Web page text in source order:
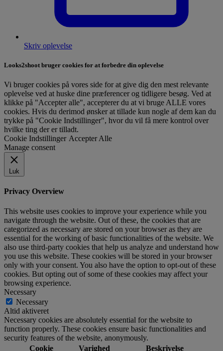
Skriv oplevelse
Looks2shoot bruger cookies for at forbedre din oplevelse
Vi bruger cookies på vores side for at give dig den mest relevante
oplevelse ved at huske dine præferencer og tidligere besøg. Ved at
klikke på "Accepter alle", accepterer du at vi bruge ALLE vores
cookies. Hvis du derimod ønsker at tillade kun nogle af dem kan du
trykke på "Cookie Indstillinger", hvor du vil få mere kontrol over
hvilke ting der er tilladt.
Cookie Indstillinger Accepter Alle
Manage consent
Luk
Privacy Overview
This website uses cookies to improve your experience while you
navigate through the website. Out of these, the cookies that are
categorized as necessary are stored on your browser as they are
essential for the working of basic functionalities of the website. We
also use third-party cookies that help us analyze and understand how
you use this website. These cookies will be stored in your browser
only with your consent. You also have the option to opt-out of these
cookies. But opting out of some of these cookies may affect your
browsing experience.
Necessary
Necessary
Altid aktiveret
Necessary cookies are absolutely essential for the website to
function properly. These cookies ensure basic functionalities and
security features of the website, anonymously.
Cookie
Varighed Beskrivelse